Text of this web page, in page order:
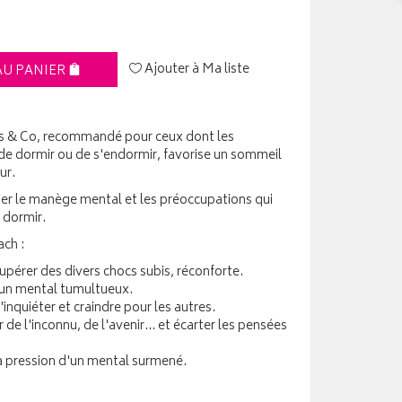
PANIER Ajouter à Ma liste
Co, recommandé pour ceux dont les
dormir ou de s'endormir, favorise un sommeil
le manège mental et les préoccupations qui
:
des divers chocs subis, réconforte.
mental tumultueux.
et craindre pour les autres.
l'inconnu, de l'avenir... et écarter les pensées
d'un mental surmené.